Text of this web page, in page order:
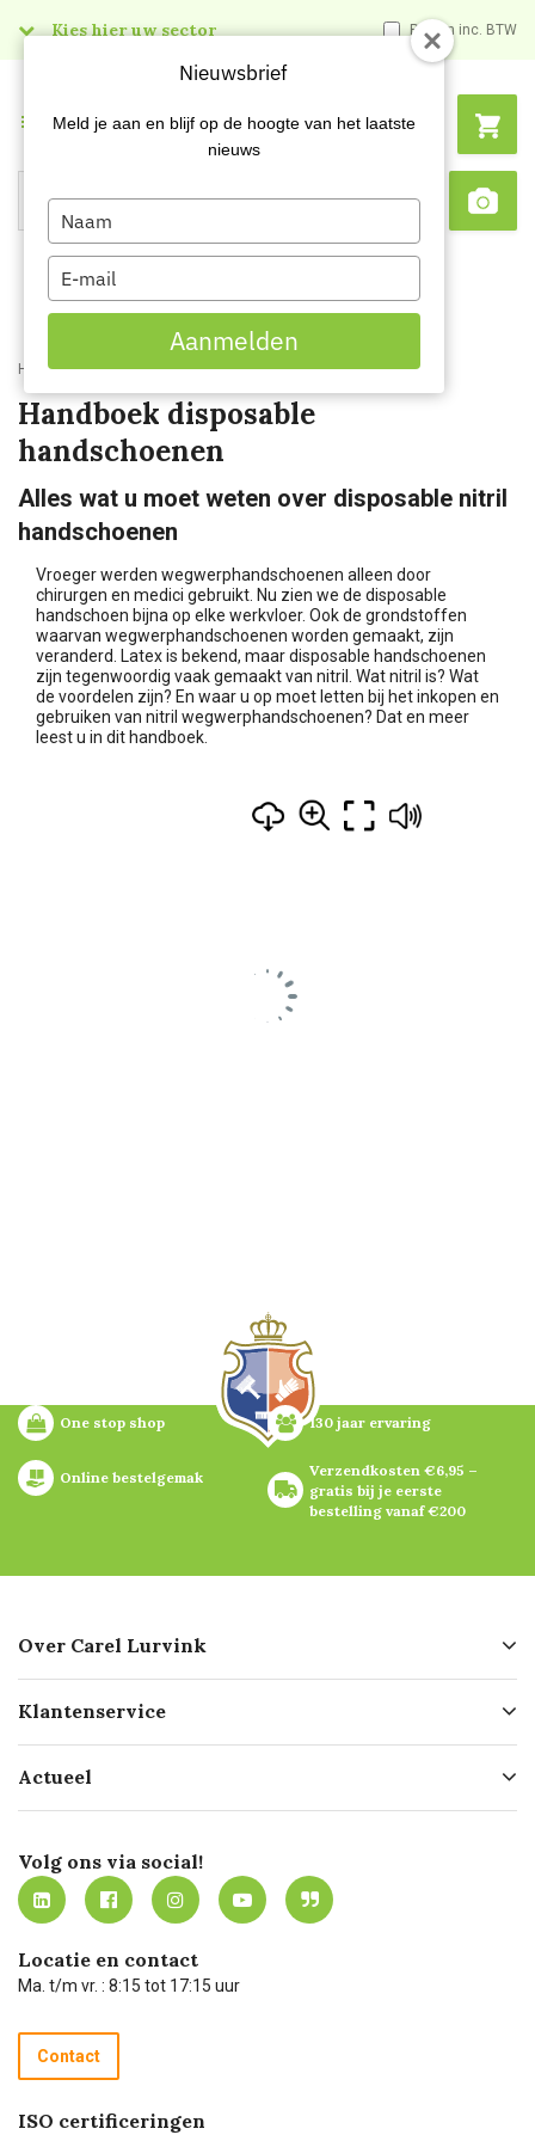
Kies hier uw sector Prijzen inc. BTW
Search
Menu
Home Kenniscentrum Handboek disposable handschoenen
Handboek disposable
handschoenen
Alles wat u moet weten over disposable nitril
handschoenen
Vroeger werden wegwerphandschoenen alleen door
chirurgen en medici gebruikt. Nu zien we de disposable
handschoen bijna op elke werkvloer. Ook de grondstoffen
waarvan wegwerphandschoenen worden gemaakt, zijn
veranderd. Latex is bekend, maar disposable handschoenen
zijn tegenwoordig vaak gemaakt van nitril. Wat nitril is? Wat
de voordelen zijn? En waar u op moet letten bij het inkopen en
gebruiken van nitril wegwerphandschoenen? Dat en meer
leest u in dit handboek.
One stop shop 130 jaar ervaring
Online bestelgemak
Verzendkosten €6,95 –
gratis bij je eerste
bestelling vanaf €200
Over Carel Lurvink
Geschiedenis
Missie
Certificering
Werken bij Carel Lurvink
MVO
Klantenservice
Bezorgen
Mijn Carel Lurvink
Mijn Carel Lurvink instructievideo's
Carel Lurvink App
Hulp op afstand
Technische dienst
Recycle programma
Betalen
Actueel
Innovation LAB
Tevreden klanten
Carel Lurvink Blog
Carel de podcast
Volg ons via social!
Locatie en contact
Ma. t/m vr. : 8:15 tot 17:15 uur
Contact
ISO certificeringen
Nieuwsbrief
Meld je aan en blijf op de hoogte van het laatste
nieuws
Type
your
name
Type
your
email
Aanmelden